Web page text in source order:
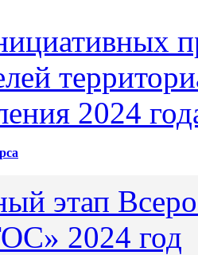
2024
этап
2024 год